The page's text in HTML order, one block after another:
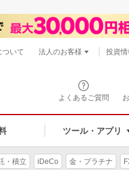
よくあるご質問
ツール・アプリ
ついて 法人のお客様 投資
・積立 iDeCo 金・プラチナ